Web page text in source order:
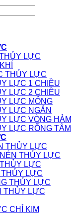
LỰC
THỦY LỰC
LỰC 1 CHIỀU
LỰC 2 CHIỀU
LỰC MỎNG
LỰC NGẮN
LỰC VÒNG HẢM
LỰC RỖNG TÂM
THỦY LỰC
THỦY LỰC
LỰC
THỦY LỰC
THỦY LỰC
THỦY LỰC
CHỈ KIM